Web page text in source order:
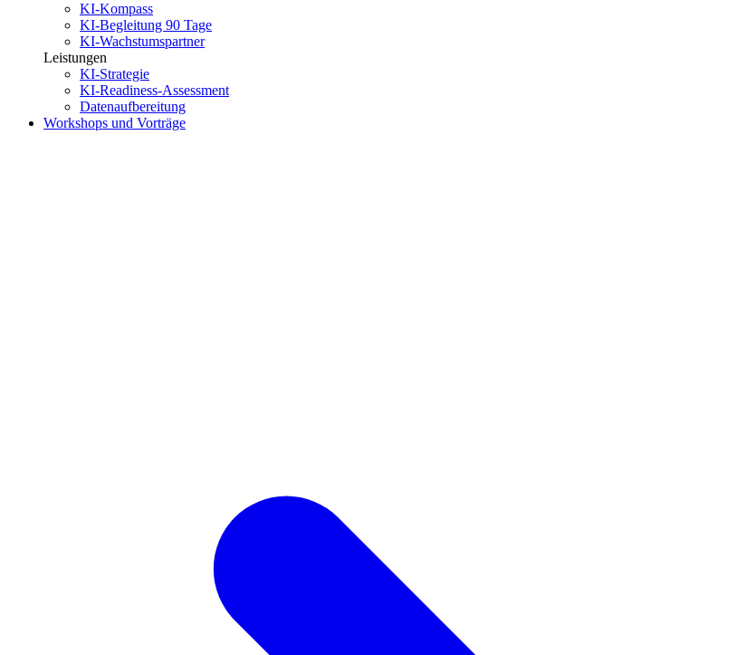
KI-Kompass
KI-Begleitung 90 Tage
KI-Wachstumspartner
Leistungen
KI-Strategie
KI-Readiness-Assessment
Datenaufbereitung
Workshops und Vorträge